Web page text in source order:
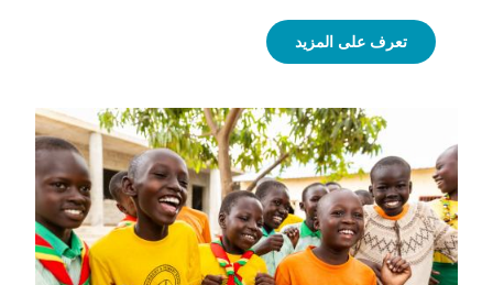
تعرف على المزيد